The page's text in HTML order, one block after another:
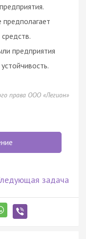
предприятия
права ООО «Легион»
задача